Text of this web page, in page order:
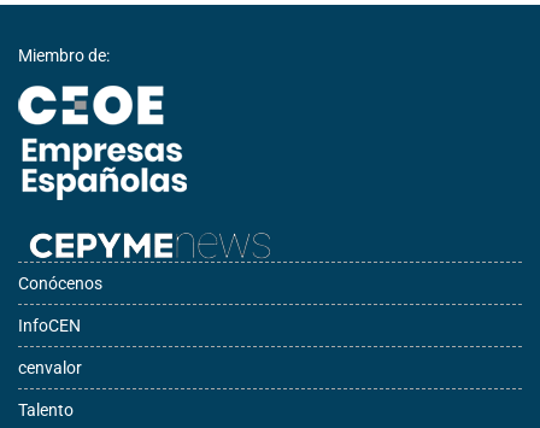
Miembro de:
Conócenos
InfoCEN
cenvalor
Talento